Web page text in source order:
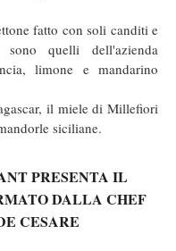
fatto con soli canditi e
quelli dell'azienda
limone e mandarino
il miele di Millefiori
siciliane.
PRESENTA IL
DALLA CHEF
CESARE